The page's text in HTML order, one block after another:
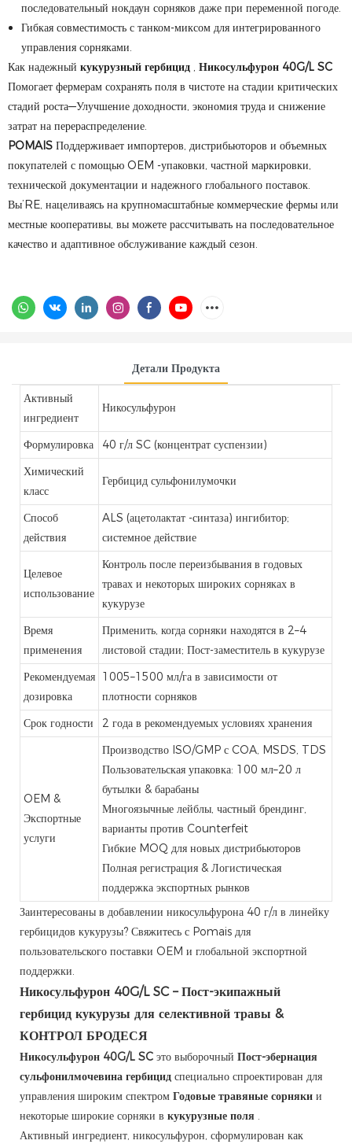
последовательный нокдаун сорняков даже при переменной погоде.
Гибкая совместимость с танком-миксом для интегрированного
управления сорняками.
Как надежный кукурузный гербицид , Никосульфурон 40G/L SC
Помогает фермерам сохранять поля в чистоте на стадии критических
стадий роста—Улучшение доходности, экономия труда и снижение
затрат на перераспределение.
POMAIS Поддерживает импортеров, дистрибьюторов и объемных
покупателей с помощью OEM -упаковки, частной маркировки,
технической документации и надежного глобального поставок.
Вы’RE, нацеливаясь на крупномасштабные коммерческие фермы или
местные кооперативы, вы можете рассчитывать на последовательное
качество и адаптивное обслуживание каждый сезон.
Детали Продукта
Активный
ингредиент
Никосульфурон
Формулировка
40 г/л SC (концентрат суспензии)
Химический
класс
Гербицид сульфонилумочки
Способ
действия
ALS (ацетолактат -синтаза) ингибитор;
системное действие
Целевое
использование
Контроль после переизбывания в годовых
травах и некоторых широких сорняках в
кукурузе
Время
применения
Применить, когда сорняки находятся в 2–4
листовой стадии; Пост-заместитель в кукурузе
Рекомендуемая
дозировка
1005–1500 мл/га в зависимости от
плотности сорняков
Срок годности
2 года в рекомендуемых условиях хранения
OEM &
Экспортные
услуги
Производство ISO/GMP с COA, MSDS, TDS
Пользовательская упаковка: 100 мл–20 л
бутылки & барабаны
Многоязычные лейблы, частный брендинг,
варианты против Counterfeit
Гибкие MOQ для новых дистрибьюторов
Полная регистрация & Логистическая
поддержка экспортных рынков
Заинтересованы в добавлении никосульфурона 40 г/л в линейку
гербицидов кукурузы? Свяжитесь с Pomais для
пользовательского поставки OEM и глобальной экспортной
поддержки.
Никосульфурон 40G/L SC – Пост-экипажный
гербицид кукурузы для селективной травы &
КОНТРОЛ БРОДЕСЯ
Никосульфурон 40G/L SC это выборочный Пост-эбернация
сульфонилмочевина гербицид специально спроектирован для
управления широким спектром Годовые травяные сорняки и
некоторые широкие сорняки в кукурузные поля .
Активный ингредиент, никосульфурон, сформулирован как